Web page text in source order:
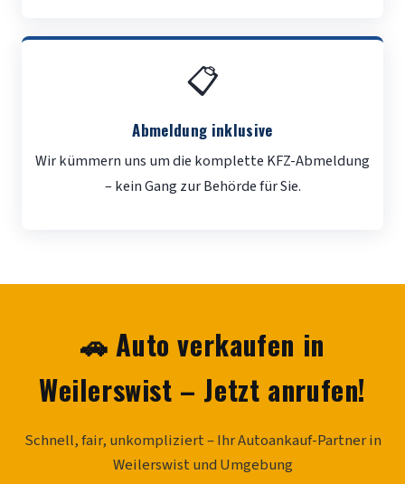
📋
Abmeldung inklusive
Wir kümmern uns um die komplette KFZ-Abmeldung
– kein Gang zur Behörde für Sie.
🚗 Auto verkaufen in
Weilerswist – Jetzt anrufen!
Schnell, fair, unkompliziert – Ihr Autoankauf-Partner in
Weilerswist und Umgebung